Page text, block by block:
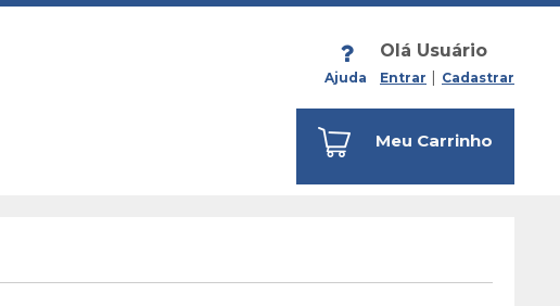
Ajuda
Olá Usuário
Entrar Cadastrar
Meu Carrinho